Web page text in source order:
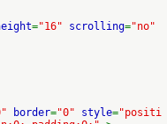
="16" scrolling="no"
border="0" style="positi